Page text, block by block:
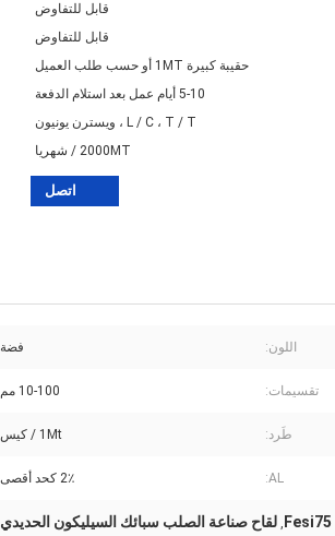
قابل للتفاوض
قابل للتفاوض
حقيبة كبيرة 1MT أو حسب طلب العميل
5-10 أيام عمل بعد استلام الدفعة
L / C ، T / T ، ويسترن يونيون
2000MT / شهريا
اتصل
اللون: فضة
تقسيمات: 10-100 مم
طَرد: 1Mt / كيس
AL: 2٪ كحد أقصى
, لقاح صناعة الصلب سبائك السيليكون الحديدي